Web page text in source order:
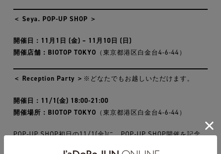
＜ Seya. POP-UP SHOP ＞
開催日：11月1日 (金) – 11月10日 (日)
開催店舗：BIOTOP TOKYO （東京都港区白金台4-6-44）
＜ Reception Party ＞ ※どなたでもお越しいただけます。
開催日：11/1(金) 18:00-21:00
開催場所：BIOTOP TOKYO （東京都港区白金台4-6-44）
POP-UP SHOP初日の11/1(金)に、POP-UP SHOP開催を記念